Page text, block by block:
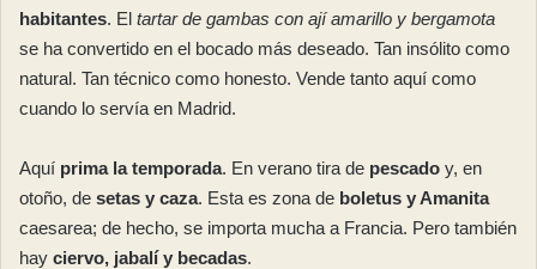
habitantes. El tartar de gambas con ají amarillo y bergamota
se ha convertido en el bocado más deseado. Tan insólito como
natural. Tan técnico como honesto. Vende tanto aquí como
cuando lo servía en Madrid.
Aquí prima la temporada. En verano tira de pescado y, en
otoño, de setas y caza. Esta es zona de boletus y Amanita
caesarea; de hecho, se importa mucha a Francia. Pero también
hay ciervo, jabalí y becadas.